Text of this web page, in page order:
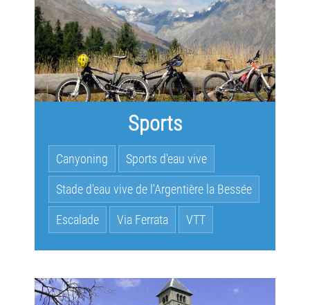
Sports
Canyoning Sports d'eau vive
Stade d'eau vive de l'Argentière la Bessée
Escalade Via Ferrata VTT